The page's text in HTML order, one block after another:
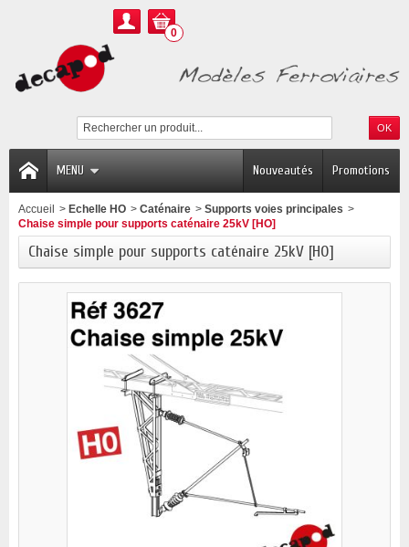
0
MENU Promotions
Nouveautés
Accueil > Echelle HO > Caténaire > Supports voies principales >
Chaise simple pour supports caténaire 25kV [HO]
Chaise simple pour supports caténaire 25kV [HO]